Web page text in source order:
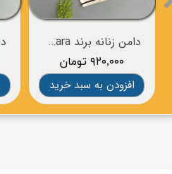
دامن زنانه برند esmara
۹۲۰,۰۰۰ تومان
افزودن به سبد خرید